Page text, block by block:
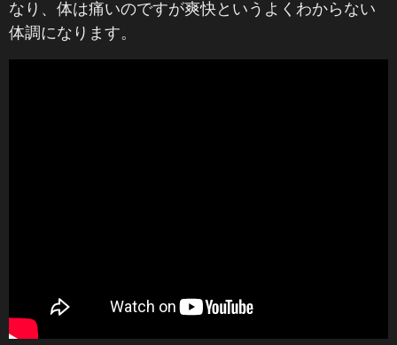
なり、体は痛いのですが爽快というよくわからない
体調になります。